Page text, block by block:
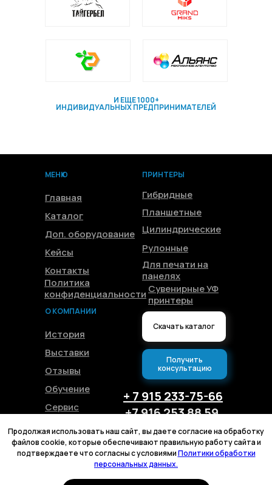
И ЕЩЕ 1000+
ИНДИВИДУАЛЬНЫХ ПРЕДПРИНИМАТЕЛЕЙ
Главная
МЕНЮ
Каталог
Доп. оборудование
Кейсы
Контакты
Политика
конфиденциальности
Гибридные
ПРИНТЕРЫ
Планшетные
Цилиндрические
Для печати на
панелях
Сувенирные УФ
принтеры
История
О КОМПАНИИ
Выставки
Отзывы
Обучение
Сервис
+ 7 915 233-75-66
+375 44 544-14-88
+375 29 144-04-31
+7 916 253 88 59
Получить
консультацию
Скачать каталог
Рулонные
Продолжая использовать наш сайт, вы даете согласие на обработку
файлов cookie, которые обеспечивают правильную работу сайта и
подтверждаете что согласны с условиямиПолитики обработки
персональных данных.